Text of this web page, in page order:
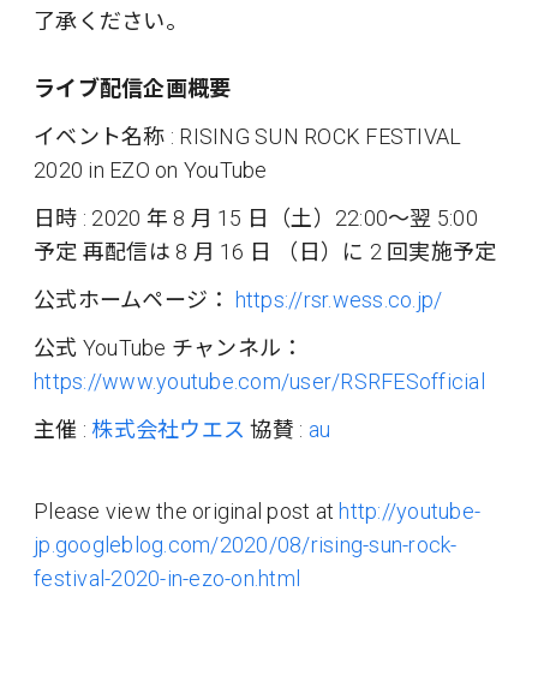
了承ください。
ライブ配信企画概要
イベント名称 : RISING SUN ROCK FESTIVAL
2020 in EZO on YouTube
日時 : 2020 年 8 月 15 日（土）22:00〜翌 5:00
予定 再配信は 8 月 16 日 （日）に 2 回実施予定
公式ホームページ：
https://rsr.wess.co.jp/
公式 YouTube チャンネル：
https://www.youtube.com/user/RSRFESofficial
主催 : 株式会社ウエス 協賛 : au
Please view the original post at http://youtube-
jp.googleblog.com/2020/08/rising-sun-rock-
festival-2020-in-ezo-on.html